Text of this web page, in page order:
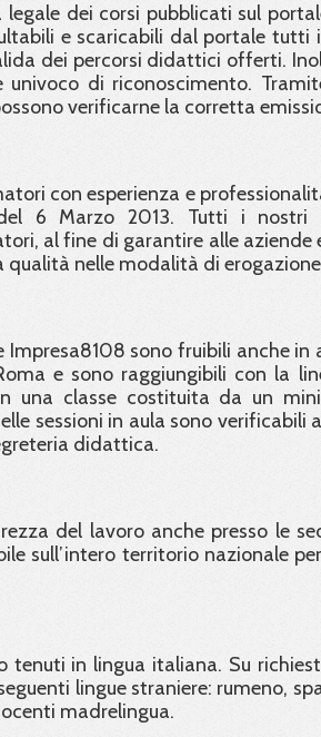
dei corsi pubblicati sul
e scaricabili dal portale
dei percorsi didattici offerti.
di riconoscimento.
verificarne la corretta
con esperienza e
6 Marzo 2013. Tutti i nostri
al fine di garantire alle
nelle modalità di
sono fruibili anche in
e sono raggiungibili con la
una classe costituita da un
sessioni in aula sono verificabili
didattica.
del lavoro anche presso le
sull’intero territorio nazionale
tenuti in lingua italiana. Su
lingue straniere: rumeno,
madrelingua.